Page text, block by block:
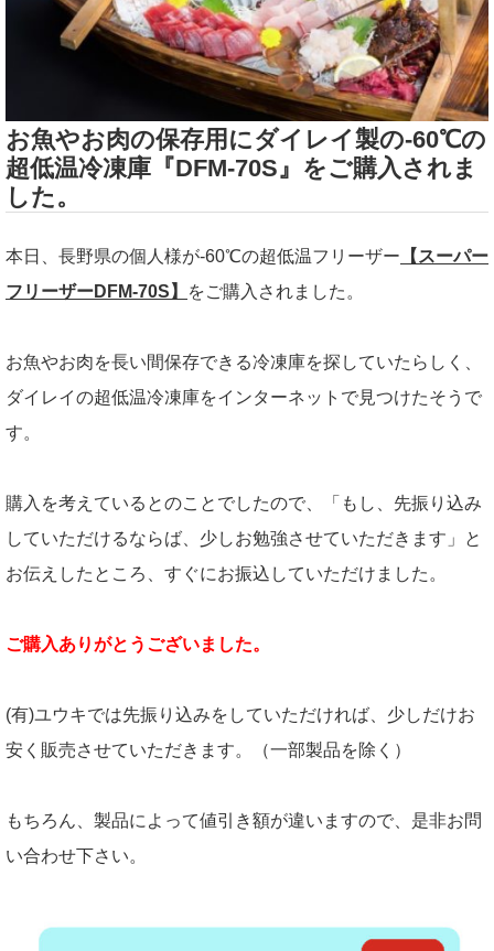
お魚やお肉の保存用にダイレイ製の-60℃の
超低温冷凍庫『DFM-70S』をご購入されま
した。
本日、長野県の個人様が-60℃の超低温フリーザー 【スーパー
フリーザーDFM-70S】
をご購入されました。
お魚やお肉を長い間保存できる冷凍庫を探していたらしく、
ダイレイの超低温冷凍庫をインターネットで見つけたそうで
す。
購入を考えているとのことでしたので、「もし、先振り込み
していただけるならば、少しお勉強させていただきます」と
お伝えしたところ、すぐにお振込していただけました。
ご購入ありがとうございました。
(有)ユウキでは先振り込みをしていただければ、少しだけお
安く販売させていただきます。（一部製品を除く）
もちろん、製品によって値引き額が違いますので、是非お問
い合わせ下さい。